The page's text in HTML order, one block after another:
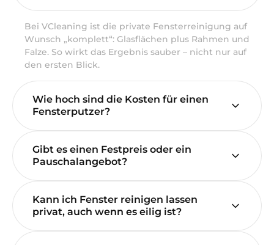
Bei VCleaning ist die private Fensterreinigung auf
Wunsch „komplett“: Glasflächen plus Rahmen und
Falze. So wirkt das Ergebnis sauber – nicht nur auf
den ersten Blick.
Wie hoch sind die Kosten für einen
Fensterputzer?
Gibt es einen Festpreis oder ein
Pauschalangebot?
Kann ich Fenster reinigen lassen
privat, auch wenn es eilig ist?